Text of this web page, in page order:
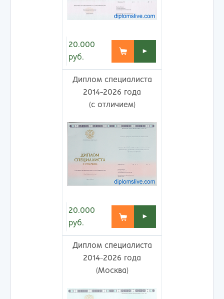
20.000
руб.
►
Диплом специалиста
2014-2026 года
(с отличием)
20.000
руб.
►
Диплом специалиста
2014-2026 года
(Москва)